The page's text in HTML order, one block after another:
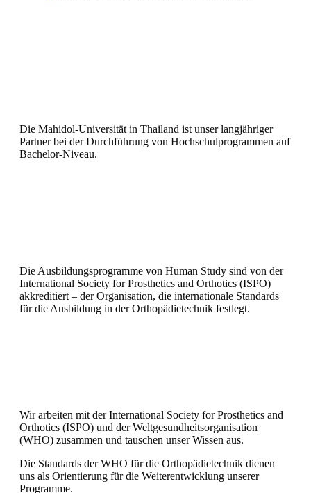
Die Mahidol-Universität in Thailand ist unser langjähriger
Partner bei der Durchführung von Hochschulprogrammen auf
Bachelor-Niveau.
Die Ausbildungsprogramme von Human Study sind von der
International Society for Prosthetics and Orthotics (ISPO)
akkreditiert – der Organisation, die internationale Standards
für die Ausbildung in der Orthopädietechnik festlegt.
Wir arbeiten mit der International Society for Prosthetics and
Orthotics (ISPO) und der Weltgesundheitsorganisation
(WHO) zusammen und tauschen unser Wissen aus.
Die Standards der WHO für die Orthopädietechnik dienen
uns als Orientierung für die Weiterentwicklung unserer
Programme.